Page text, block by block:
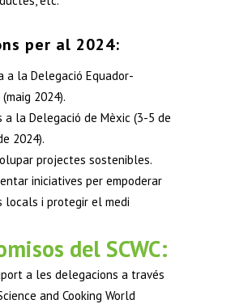
per al 2024:
a la Delegació Equador-
2024).
a la Delegació de Mèxic (3-5 de
2024).
projectes sostenibles.
iniciatives per empoderar
locals i protegir el medi
del SCWC:
a les delegacions a través
and Cooking World